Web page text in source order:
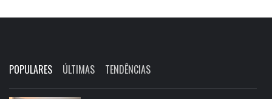
POPULARES ÚLTIMAS TENDÊNCIAS